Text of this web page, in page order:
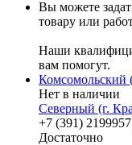
Вы можете
товару или
Наши
вам помогут.
Комсомольский
Нет в наличии
Северный (г.
+7 (391)
Достаточно